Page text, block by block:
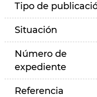
Tipo de
Situación
Número de
expediente
Referencia